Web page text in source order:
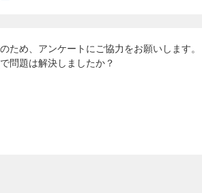
ため、アンケートにご協力をお願いします。
問題は解決しましたか？